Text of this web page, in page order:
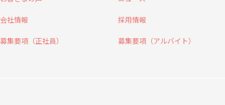
会社情報 採用情報
募集要項（正社員） 募集要項（アルバイト）